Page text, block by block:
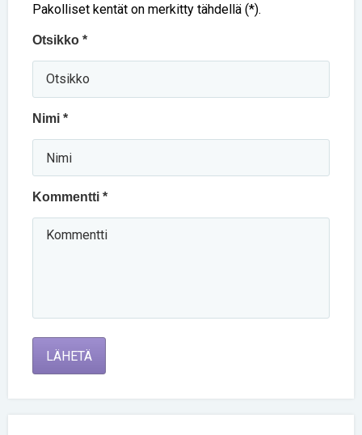
Pakolliset kentät on merkitty tähdellä (*).
Otsikko *
Nimi *
Kommentti *
LÄHETÄ